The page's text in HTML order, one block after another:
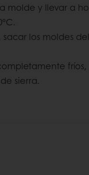
molde y llevar a
los moldes
sierra.